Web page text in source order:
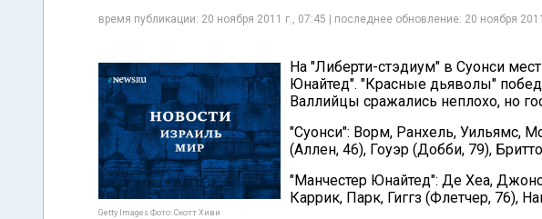
время публикации: 20 ноября 2011 г., 07:45 | последнее обновление: 20 ноября
Getty Images Фото: Скотт Хиви
На "Либерти-стэдиум" в Суонси
Юнайтед". "Красные дьяволы"
Валлийцы сражались неплохо, но
"Суонси": Ворм, Ранхель, Уильямс,
(Аллен, 46), Гоуэр (Добби, 79),
"Манчестер Юнайтед": Де Хеа,
Каррик, Парк, Гиггз (Флетчер, 76),